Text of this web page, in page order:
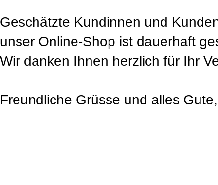
Geschätzte Kundinnen und
unser Online-Shop ist dauerhaft
Wir danken Ihnen herzlich für Ihr
Freundliche Grüsse und alles